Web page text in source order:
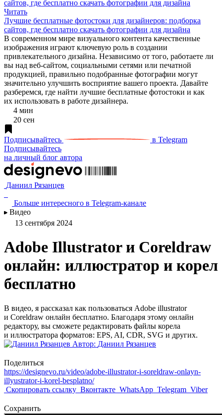
Читать
Лучшие бесплатные фотостоки для дизайнеров: подборка
сайтов, где бесплатно скачать фотографии для дизайна
В современном мире визуального контента качественные
изображения играют ключевую роль в создании
привлекательного дизайна. Независимо от того, работаете ли
вы над веб-сайтом, социальными сетями или печатной
продукцией, правильно подобранные фотографии могут
значительно улучшить восприятие вашего проекта. Давайте
разберемся, где найти лучшие бесплатные фотостоки и как
их использовать в работе дизайнера.
4 мин
20 сен
Подписывайтесь
в Telegram
Подписывайтесь
на личный блог автора
Даниил Рязанцев
Больше интересного в Telegram‑канале
Видео
13 сентября 2024
Adobe Illustrator и Сoreldraw
онлайн: иллюстратор и корел
бесплатно
В видео, я рассказал как пользоваться Adobe illustrator
и Сoreldraw онлайн бесплатно. Благодаря этому онлайн
редактору, вы сможете редактировать файлы корела
и иллюстратора форматов: EPS, AI, CDR, SVG и других.
Автор: Даниил Рязанцев
Поделиться
https://designevo.ru/video/adobe-illustrator-i-soreldraw-onlayn-
illyustrator-i-korel-besplatno/
Скопировать ссылку Вконтакте WhatsApp Telegram Viber
Сохранить